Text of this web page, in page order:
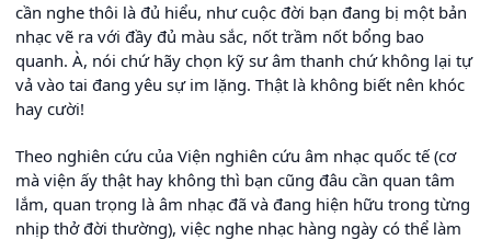
cần nghe thôi là đủ hiểu, như cuộc đời bạn đang bị một bản
nhạc vẽ ra với đầy đủ màu sắc, nốt trầm nốt bổng bao
quanh. À, nói chứ hãy chọn kỹ sư âm thanh chứ không lại tự
vả vào tai đang yêu sự im lặng. Thật là không biết nên khóc
hay cười!
Theo nghiên cứu của Viện nghiên cứu âm nhạc quốc tế (cơ
mà viện ấy thật hay không thì bạn cũng đâu cần quan tâm
lắm, quan trọng là âm nhạc đã và đang hiện hữu trong từng
nhịp thở đời thường), việc nghe nhạc hàng ngày có thể làm